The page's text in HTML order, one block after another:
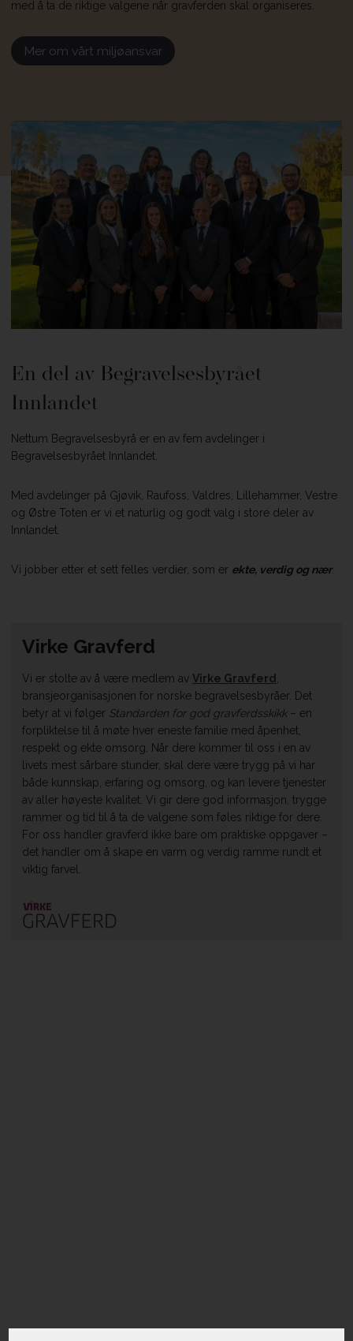
med å ta de riktige valgene når gravferden skal organiseres.
Mer om vårt miljøansvar
En del av Begravelsesbyrået
Innlandet
Nettum Begravelsesbyrå er en av fem avdelinger i
Begravelsesbyrået Innlandet.
​Med avdelinger på Gjøvik, Raufoss, Valdres, Lillehammer, Vestre
og Østre Toten er vi et naturlig og godt valg i store deler av
Innlandet.
Vi jobber etter et sett felles verdier, som er ekte, verdig og nær.
Virke Gravferd
Vi er stolte av å være medlem av Virke Gravferd
bransjeorganisasjonen for norske begravelsesbyråer. Det
betyr at vi følger Standarden for god gravferdsskikk– en
forpliktelse til å møte hver eneste familie med åpenhet,
respekt og ekte omsorg. Når dere kommer til oss i en av
livets mest sårbare stunder, skal dere være trygg på vi har
både kunnskap, erfaring og omsorg, og kan levere tjenester
av aller høyeste kvalitet. Vi gir dere god informasjon, trygge
rammer og tid til å ta de valgene som føles riktige for dere.
For oss handler gravferd ikke bare om praktiske oppgaver –
det handler om å skape en varm og verdig ramme rundt et
viktig farvel.